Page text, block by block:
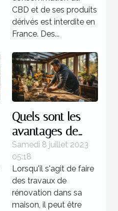
CBD et de ses produits
dérivés est interdite en
France. Des...
Quels sont les
avantages de
faire recours à un
expert pour la
rénovation de sa
maison ?
Samedi 8 juillet 2023
05:18
Lorsqu'il s'agit de faire
des travaux de
rénovation dans sa
maison, il peut être